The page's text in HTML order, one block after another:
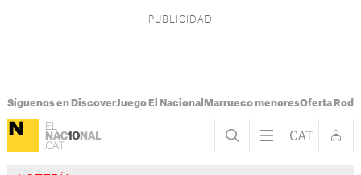
Síguenos en DiscoverJuego El Nacional Marrueco menoresOferta